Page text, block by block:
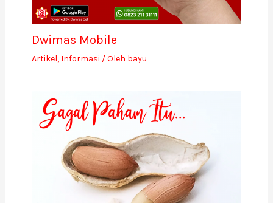
Dwimas Mobile
Artikel, Informasi / Oleh bayu